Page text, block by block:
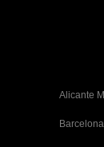
Alicante